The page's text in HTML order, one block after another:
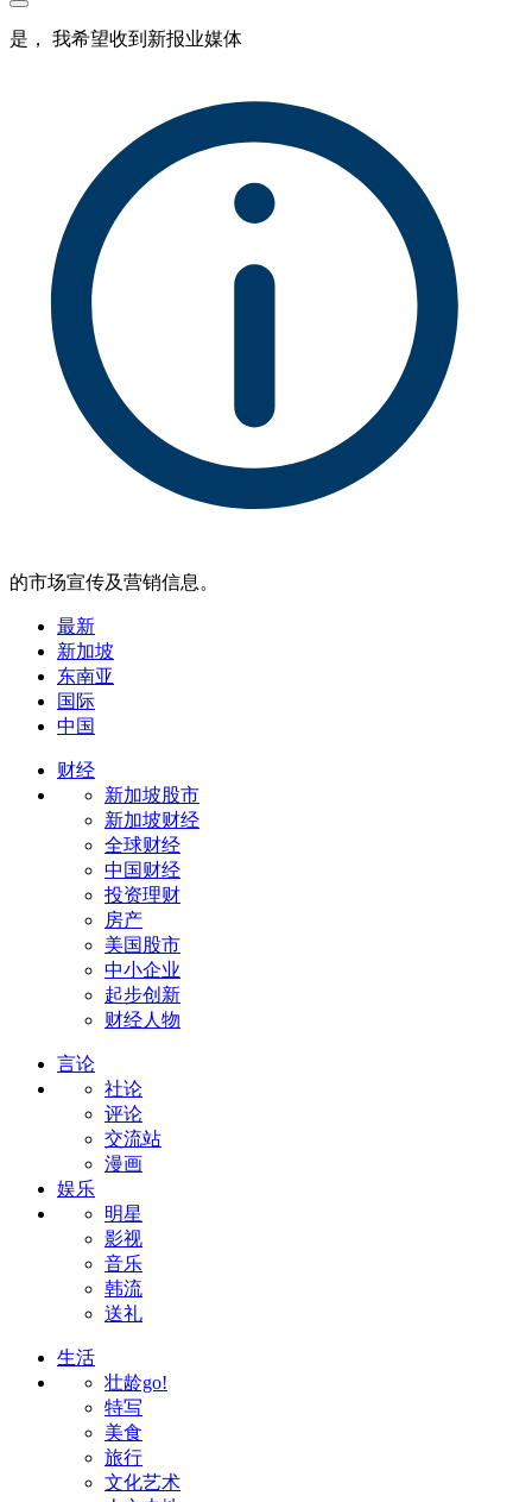
是， 我希望收到新报业媒体
的市场宣传及营销信息。
最新
新加坡
东南亚
国际
中国
财经
新加坡股市
新加坡财经
全球财经
中国财经
投资理财
房产
美国股市
中小企业
起步创新
财经人物
言论
社论
评论
交流站
漫画
娱乐
明星
影视
音乐
韩流
送礼
生活
壮龄go!
特写
美食
旅行
文化艺术